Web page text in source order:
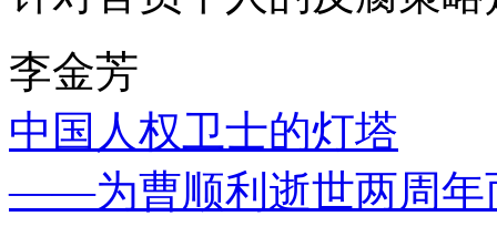
李金芳
中国人权卫士的灯塔
——为曹顺利逝世两周年